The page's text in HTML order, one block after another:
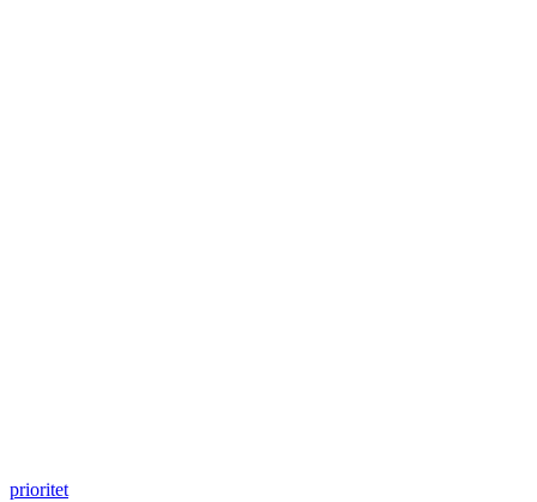
prioritet